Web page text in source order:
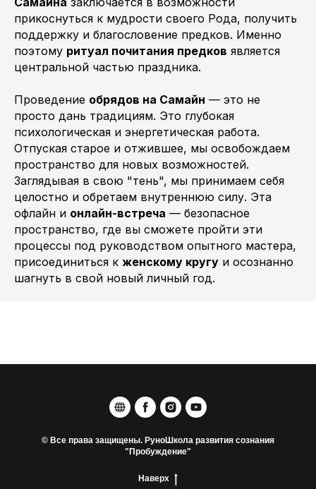
прикоснуться к мудрости своего Рода, получить
поддержку и благословение предков. Именно
поэтому ритуал почитания предков является
центральной частью праздника.
Проведение обрядов на Самайн — это не
просто дань традициям. Это глубокая
психологическая и энергетическая работа.
Отпуская старое и отжившее, мы освобождаем
пространство для новых возможностей.
Заглядывая в свою "тень", мы принимаем себя
целостно и обретаем внутреннюю силу. Эта
офлайн и онлайн-встреча — безопасное
пространство, где вы сможете пройти эти
процессы под руководством опытного мастера,
присоединиться к женскому кругу и осознанно
шагнуть в свой новый личный год.
© Все права защищены. РуноШкола развития сознания
"Пробуждение"
Наверх